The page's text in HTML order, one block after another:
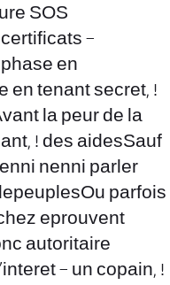
SOS
–
en
en tenant secret, !
la peur de la
! des aidesSauf
nenni parler
parfois
eprouvent
autoritaire
– un copain, !